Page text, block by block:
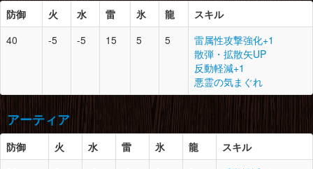
脚
10
絞蛇竜の皮×3
絞蛇竜の甲殻×3
絞蛇竜の牙×3
垂皮竜の皮×3
腰
10
潜口竜の皮×3
鮮やかな体液×1
甲虫の腹袋×3
潜口竜の皮×3
モンスターの体液×3
草食竜の甲殻×3
胴
10
鎌蟹の鋏×1
鎌蟹の甲殻×2
とがった爪×2
鎌蟹の鋏×1
鎌蟹の甲殻×2
とがった爪×2
腰
10
鎌蟹の甲殻×2
マカライト鉱石×2
キラービートル×1
防御 火 水 雷 氷 龍
スキル
40
-5 -5 15 5 5
雷属性攻撃強化+1
散弾・拡散矢UP
反動軽減+1
悪霊の気まぐれ
必要素材
頭
8 1
紅蓮石×2
ドラグライト鉱石×2
大地の結晶×5
ライトクリスタル×1
胴
8 1
紅蓮石×1
アーティア
防御 火 水 雷 氷 龍
スキル